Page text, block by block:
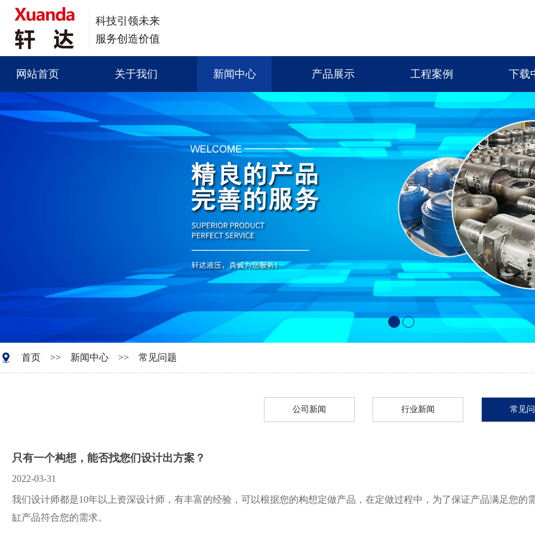
科技引领未来
服务创造价值
网站首页 关于我们 新闻中心 产品展示 工程案例 下载
首页 >> 新闻中心 >> 常见问题
公司新闻 行业新闻 常见
只有一个构想，能否找您们设计出方案？
2022-03-31
我们设计师都是10年以上资深设计师，有丰富的经验，可以根据您的构想定做产品，在定做过程中，为了保证产品满足您的
缸产品符合您的需求。